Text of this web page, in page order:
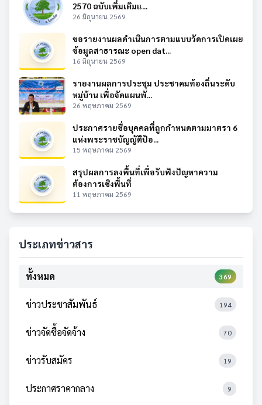
2570 ฉบับเพิ่มเติมแ...
26 มิถุนายน 2569
ขอรายงานผลดำเนินการตามแบบวัดการเปิดเผย
ข้อมูลสาธารณะ open dat...
16 มิถุนายน 2569
รายงานผลการประชุม ประชาคมท้องถิ่นระดับ
หมู่บ้าน เพื่อจัดแผนพั...
26 พฤษภาคม 2569
ประกาศรายชื่อบุคคลที่ถูกกำหนดตามมาตรา 6
แห่งพระราชบัญญัติป้อ...
15 พฤษภาคม 2569
สรุปผลการลงพื้นที่เพื่อรับฟังปัญหาความ
ต้องการเชิงพื้นที่
11 พฤษภาคม 2569
ประเภทข่าวสาร
ทั้งหมด 369
ข่าวประชาสัมพันธ์ 194
ข่าวจัดซื้อจัดจ้าง 70
ข่าวรับสมัคร 19
ประกาศราคากลาง 9